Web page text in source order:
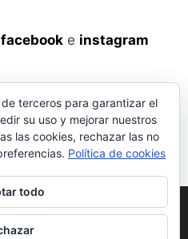
facebook e instagram
de Privacidad
terceros para garantizar el
su uso y mejorar nuestros
las cookies, rechazar las no
Política de cookies
todo